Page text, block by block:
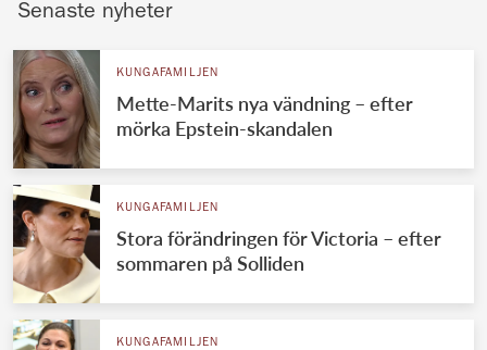
Senaste nyheter
KUNGAFAMILJEN
Mette-Marits nya vändning – efter
mörka Epstein-skandalen
KUNGAFAMILJEN
Stora förändringen för Victoria – efter
sommaren på Solliden
KUNGAFAMILJEN